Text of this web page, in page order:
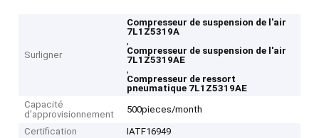
Surligner
Compresseur de suspension de l'air
7L1Z5319A
,
Compresseur de suspension de l'air
7L1Z5319AE
,
Compresseur de ressort
pneumatique 7L1Z5319AE
Capacité
d'approvisionnement
500pieces/month
Certification
IATF16949